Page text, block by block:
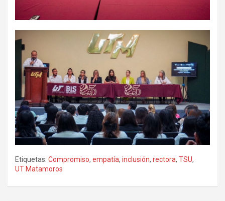
Etiquetas: Compromiso, empatía, inclusión, rectora, TSU,
UT Matamoros